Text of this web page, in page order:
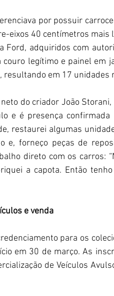
por possuir
eixos 40 centímetros mais
Ford, adquiridos com
couro legítimo e painel em
resultando em 17
do criador João
e é presença
restaurei algumas
e, forneço peças de
direto com os carros:
a capota. Então
e venda
para os
em 30 de março. As
de Veículos